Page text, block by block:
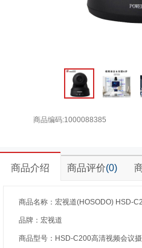
商品编码:1000088385
商品介绍 商品评价(0)
商品名称：宏视道(HOSODO) HSD-
品牌：宏视道
商品型号：HSD-C200高清视频会议